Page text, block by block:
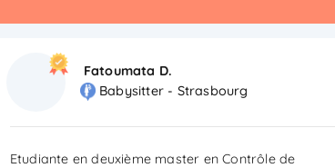
Fatoumata D.
Babysitter - Strasbourg
Etudiante en deuxième master en Contrôle de